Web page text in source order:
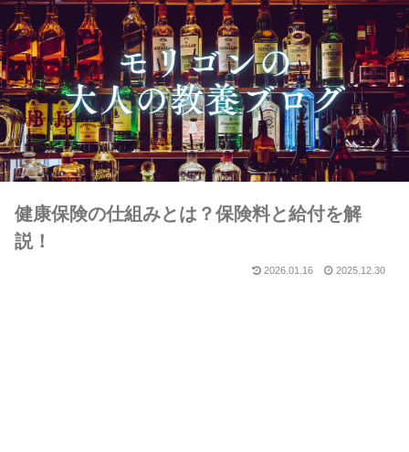
健康保険の仕組みとは？保険料と給付を解
説！
2026.01.16 2025.12.30